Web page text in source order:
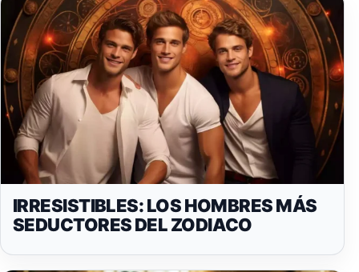
IRRESISTIBLES: LOS HOMBRES MÁS
SEDUCTORES DEL ZODIACO